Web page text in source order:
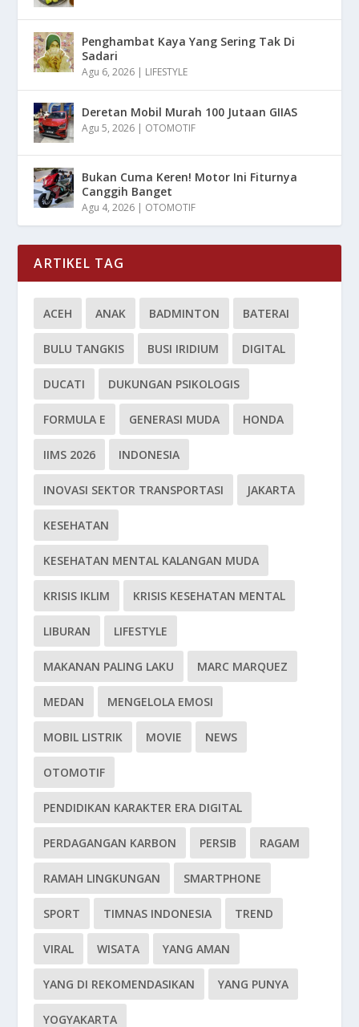
Penghambat Kaya Yang Sering Tak Di
Sadari
Agu 6, 2026 | LIFESTYLE
Deretan Mobil Murah 100 Jutaan GIIAS
Agu 5, 2026 | OTOMOTIF
Bukan Cuma Keren! Motor Ini Fiturnya
Canggih Banget
Agu 4, 2026 | OTOMOTIF
ARTIKEL TAG
ACEH ANAK BADMINTON BATERAI
BULU TANGKIS BUSI IRIDIUM DIGITAL
DUCATI DUKUNGAN PSIKOLOGIS
FORMULA E GENERASI MUDA HONDA
IIMS 2026 INDONESIA
INOVASI SEKTOR TRANSPORTASI JAKARTA
KESEHATAN
KESEHATAN MENTAL KALANGAN MUDA
KRISIS IKLIM KRISIS KESEHATAN MENTAL
LIBURAN LIFESTYLE
MAKANAN PALING LAKU MARC MARQUEZ
MEDAN MENGELOLA EMOSI
MOBIL LISTRIK MOVIE NEWS
OTOMOTIF
PENDIDIKAN KARAKTER ERA DIGITAL
PERDAGANGAN KARBON PERSIB RAGAM
RAMAH LINGKUNGAN SMARTPHONE
SPORT TIMNAS INDONESIA TREND
VIRAL WISATA YANG AMAN
YANG DI REKOMENDASIKAN YANG PUNYA
YOGYAKARTA